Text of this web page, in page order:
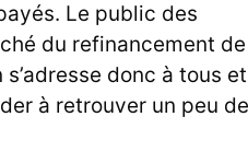
Le public des
du refinancement
donc à tous
à retrouver un peu